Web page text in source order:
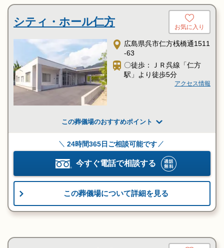
シティ・ホール仁方 お気に入り
広島県呉市仁方桟橋通1511
-63
〇徒歩：ＪＲ呉線「仁方
駅」より徒歩5分
アクセス情報
この葬儀場のおすすめポイント
24時間365日ご相談可能です
今すぐ電話で相談する
この葬儀場について詳細を見る